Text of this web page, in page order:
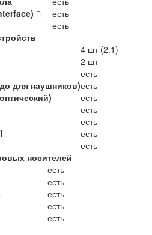
есть
есть
4 шт (2.1)
2 шт
есть
для наушников)есть
есть
есть
есть
есть
есть
носителей
есть
есть
есть
есть
есть